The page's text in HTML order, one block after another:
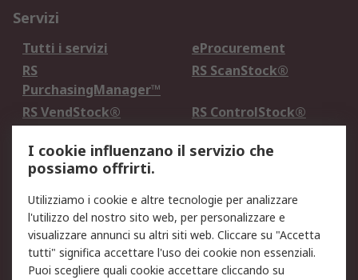
Servizi
Tutti i servizi
eProcurement
RS
PurchasingManager™
RS ScanStock®
RS VendStock®
RS ControlStock®
Legale
Informativa Cookie
Informativa Privacy -
Aggiornata
Email Security
Termini d'uso
Condizioni di vendita
Condizioni generali di
I cookie influenzano il servizio che
possiamo offrirti.
Utilizziamo i cookie e altre tecnologie per analizzare
l'utilizzo del nostro sito web, per personalizzare e
visualizzare annunci su altri siti web. Cliccare su "Accetta
tutti" significa accettare l'uso dei cookie non essenziali.
Puoi scegliere quali cookie accettare cliccando su